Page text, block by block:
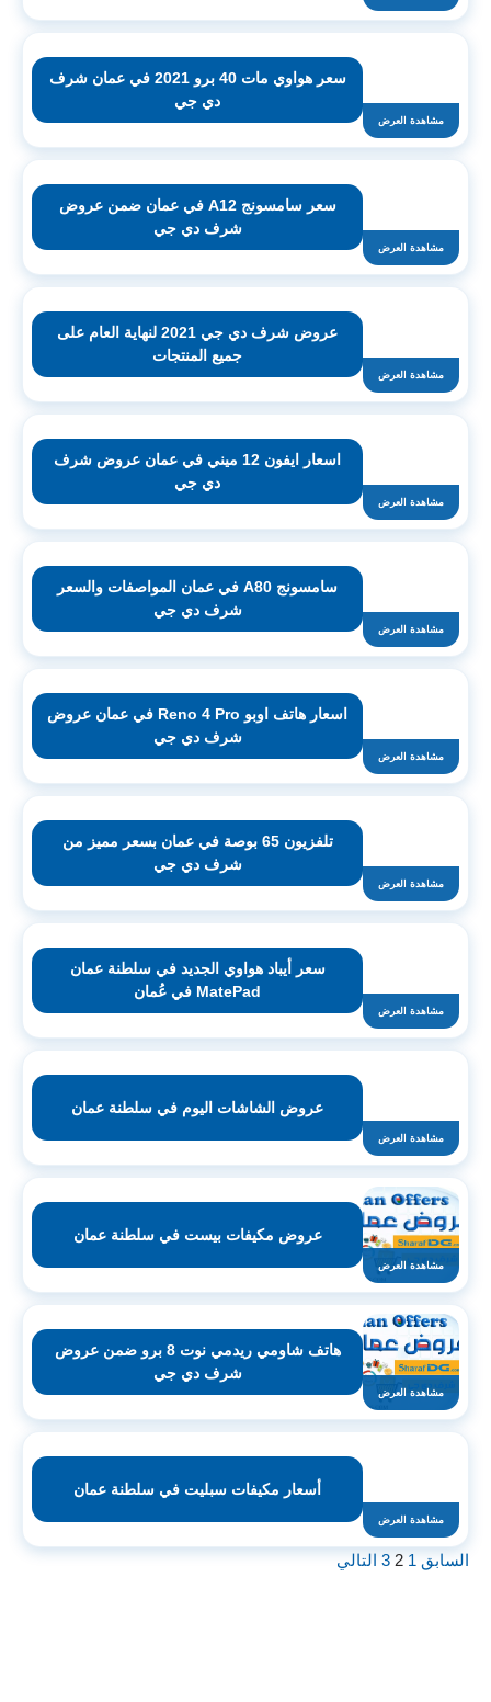
مشاهدة العرض
سعر هواوي مات 40 برو 2021 في عمان شرف
دي جي
مشاهدة العرض
سعر سامسونج A12 في عمان ضمن عروض
شرف دي جي
مشاهدة العرض
عروض شرف دي جي 2021 لنهاية العام على
جميع المنتجات
مشاهدة العرض
اسعار ايفون 12 ميني في عمان عروض شرف
دي جي
مشاهدة العرض
سامسونج A80 في عمان المواصفات والسعر
شرف دي جي
مشاهدة العرض
اسعار هاتف اوبو Reno 4 Pro في عمان عروض
شرف دي جي
مشاهدة العرض
تلفزيون 65 بوصة في عمان بسعر مميز من
شرف دي جي
مشاهدة العرض
سعر أيباد هواوي الجديد في سلطنة عمان
MatePad في عُمان
مشاهدة العرض
عروض الشاشات اليوم في سلطنة عمان
مشاهدة العرض
عروض مكيفات بيست في سلطنة عمان
مشاهدة العرض
هاتف شاومي ريدمي نوت 8 برو ضمن عروض
شرف دي جي
مشاهدة العرض
أسعار مكيفات سبليت في سلطنة عمان
السابق 1
2
3 التالي